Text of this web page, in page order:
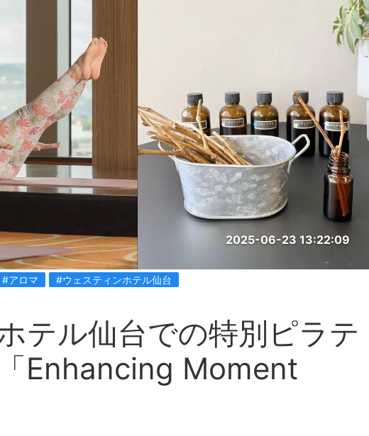
2025-06-23 13:22:09
#アロマ #ウェスティンホテル仙台
テル仙台での特別ピラテ
Enhancing Moment